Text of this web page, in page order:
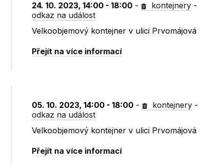
24. 10. 2023, 14:00 - 18:00 - kontejnery -
odkaz na událost
Velkoobjemový kontejner v ulici Prvomájová
Přejít na více informací
05. 10. 2023, 14:00 - 18:00 - kontejnery -
odkaz na událost
Velkoobjemový kontejner v ulici Prvomájová
Přejít na více informací